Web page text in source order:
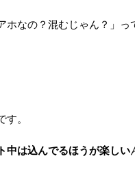
ホなの？混むじゃん？」っ
す。
中は込んでるほうが楽しい